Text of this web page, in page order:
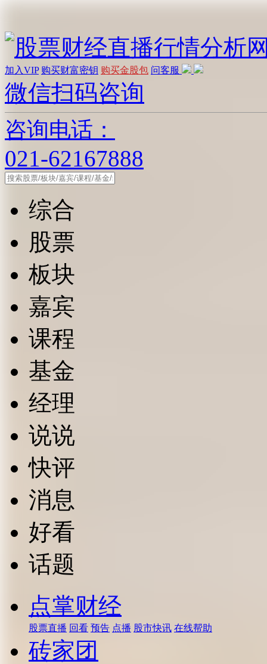
加入VIP 购买财富密钥 购买金股包 问客服
微信扫码咨询
咨询电话：
021-62167888
综合
股票
板块
嘉宾
课程
基金
经理
说说
快评
消息
好看
话题
点掌财经
股票直播 回看 预告 点播 股市快讯 在线帮助
砖家团